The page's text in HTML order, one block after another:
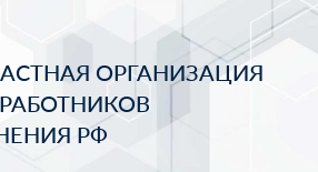
ОРГАНИЗАЦИЯ
РФ